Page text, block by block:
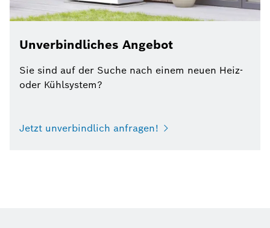
Unverbindliches Angebot
Sie sind auf der Suche nach einem neuen Heiz-
oder Kühlsystem?
Jetzt unverbindlich anfragen!